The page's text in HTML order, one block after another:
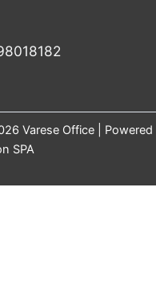
Varese Office | Powered
SPA